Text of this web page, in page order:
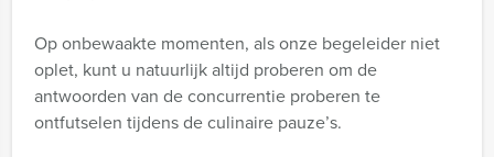
Op onbewaakte momenten, als onze begeleider niet
oplet, kunt u natuurlijk altijd proberen om de
antwoorden van de concurrentie proberen te
ontfutselen tijdens de culinaire pauze’s.